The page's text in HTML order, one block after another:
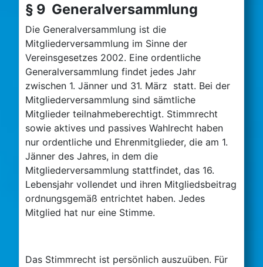
§ 9 Generalversammlung
Die Generalversammlung ist die
Mitgliederversammlung im Sinne der
Vereinsgesetzes 2002. Eine ordentliche
Generalversammlung findet jedes Jahr
zwischen 1. Jänner und 31. März statt. Bei der
Mitgliederversammlung sind sämtliche
Mitglieder teilnahmeberechtigt. Stimmrecht
sowie aktives und passives Wahlrecht haben
nur ordentliche und Ehrenmitglieder, die am 1.
Jänner des Jahres, in dem die
Mitgliederversammlung stattfindet, das 16.
Lebensjahr vollendet und ihren Mitgliedsbeitrag
ordnungsgemäß entrichtet haben. Jedes
Mitglied hat nur eine Stimme.
Das Stimmrecht ist persönlich auszuüben. Für